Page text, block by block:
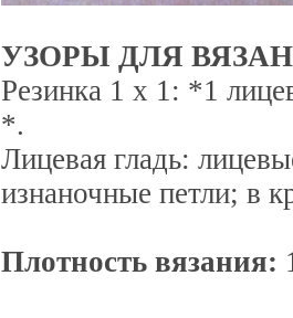
УЗОРЫ ДЛЯ
Резинка 1 х 1: *1
*.
Лицевая гладь:
изнаночные петли; в
Плотность вязания: